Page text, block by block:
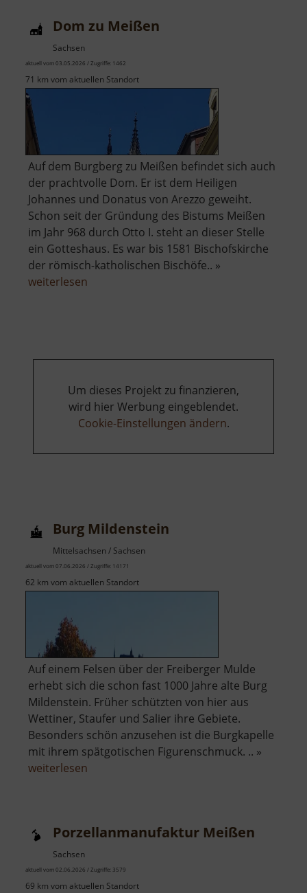
Dom zu Meißen
Sachsen
aktuell vom 03.05.2026 / Zugriffe: 1462
71 km vom aktuellen Standort
Auf dem Burgberg zu Meißen befindet sich auch
der prachtvolle Dom. Er ist dem Heiligen
Johannes und Donatus von Arezzo geweiht.
Schon seit der Gründung des Bistums Meißen
im Jahr 968 durch Otto I. steht an dieser Stelle
ein Gotteshaus. Es war bis 1581 Bischofskirche
der römisch-katholischen Bischöfe.. »
weiterlesen
Um dieses Projekt zu finanzieren,
wird hier Werbung eingeblendet.
Cookie-Einstellungen ändern.
Burg Mildenstein
Mittelsachsen / Sachsen
aktuell vom 07.06.2026 / Zugriffe: 14171
62 km vom aktuellen Standort
Auf einem Felsen über der Freiberger Mulde
erhebt sich die schon fast 1000 Jahre alte Burg
Mildenstein. Früher schützten von hier aus
Wettiner, Staufer und Salier ihre Gebiete.
Besonders schön anzusehen ist die Burgkapelle
mit ihrem spätgotischen Figurenschmuck. .. »
weiterlesen
Porzellanmanufaktur Meißen
Sachsen
aktuell vom 02.06.2026 / Zugriffe: 3579
69 km vom aktuellen Standort